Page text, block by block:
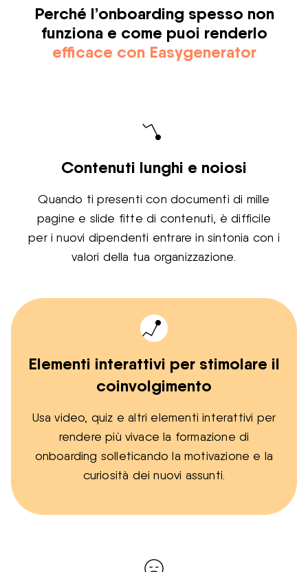
Perché l’onboarding spesso non
funziona e come puoi renderlo
efficace con Easygenerator
Contenuti lunghi e noiosi
Quando ti presenti con documenti di mille
pagine e slide fitte di contenuti, è difficile
per i nuovi dipendenti entrare in sintonia con i
valori della tua organizzazione.
Elementi interattivi per stimolare il
coinvolgimento
Usa video, quiz e altri elementi interattivi per
rendere più vivace la formazione di
onboarding solleticando la motivazione e la
curiosità dei nuovi assunti.